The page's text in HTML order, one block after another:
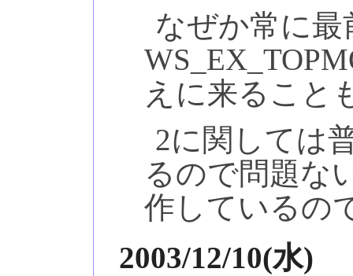
なぜか常に
えに来ること
2に関しては
るので問題な
作しているの
2003/12/10(水)